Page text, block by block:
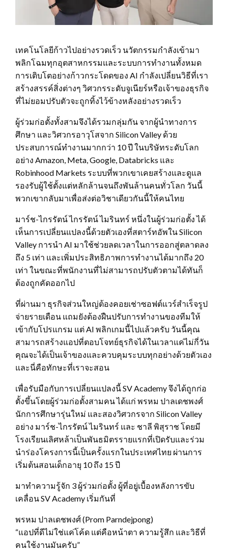
เทคโนโลยีก้าวไปอย่างรวดเร็ว นวัตกรรมกำลังเข้ามา
พลิกโฉมทุกอุตสาหกรรมและระบบการทำงานทั้งหมด
การเติบโตอย่างก้าวกระโดดของ AI กำลังเปลี่ยนวิธีที่เรา
สร้างสรรค์สิ่งต่างๆ วิศวกรระดับจูเนียร์หรือเจ้าของธุรกิจ
ที่ไม่ยอมปรับตัวจะถูกทิ้งไว้ข้างหลังอย่างรวดเร็ว
ผู้ร่วมก่อตั้งทั้งสามจึงได้รวมกลุ่มกัน จากผู้นำทางการ
ศึกษา และวิศวกรอาวุโสจาก Silicon Valley ด้วย
ประสบการณ์ทำงานมากกว่า 10 ปี ในบริษัทระดับโลก
อย่าง Amazon, Meta, Google, Databricks และ
Robinhood Markets ระบบที่พวกเขาเคยสร้างและดูแล
รองรับผู้ใช้ตั้งแต่หลักล้านจนถึงพันล้านคนทั่วโลก วันนี้
พวกเขากลับมาเพื่อส่งต่อวิชาเดียวกันนี้ให้คนไทย
มาร์ช-ไกรรัตน์ ไกรรัตน์ ไมรินทร์ หนึ่งในผู้ร่วมก่อตั้ง ได้
เห็นการเปลี่ยนแปลงนี้ด้วยตัวเองที่สตาร์ทอัพใน Silicon
Valley การนำ AI มาใช้ช่วยลดเวลาในการออกสู่ตลาดลง
ถึง 5 เท่า และเพิ่มประสิทธิภาพการทำงานได้มากถึง 20
เท่า ในขณะที่พนักงานที่ไม่สามารถปรับตัวตามได้ทันก็
ต้องถูกคัดออกไป
ที่ผ่านมา ธุรกิจส่วนใหญ่ต้องคอยเช่าซอฟต์แวร์สำเร็จรูป
จ่ายรายเดือน แถมยังต้องฝืนปรับการทำงานของทีมให้
เข้ากับโปรแกรม แต่ AI พลิกเกมนี้ไปแล้วครับ วันนี้คุณ
สามารถสร้างแอปที่ตอบโจทย์ธุรกิจได้ในเวลาแค่ไม่กี่วัน
คุณจะได้เป็นเจ้าของและควบคุมระบบทุกอย่างด้วยตัวเอง
และนี่คือทักษะที่เราจะสอน
เพื่อรับมือกับการเปลี่ยนแปลงนี้ SV Academy จึงได้ถูกก่อ
ตั้งขึ้นโดยผู้ร่วมก่อตั้งสามคน ได้แก่ พรหม ปาลเดชพงศ์
นักการศึกษารุ่นใหม่ และสองวิศวกรจาก Silicon Valley
อย่าง มาร์ช-ไกรรัตน์ ไมรินทร์ และ ชาลี พิสุราช โดยมี
โรงเรียนเลิศหล้าเป็นพันธมิตรรายแรกที่เปิดรับและร่วม
นำร่องโครงการนี้เป็นครั้งแรกในประเทศไทย ผ่านการ
เริ่มต้นสอนเด็กอายุ 10 ถึง 15 ปี
มาทำความรู้จัก 3 ผู้ร่วมก่อตั้ง ผู้ที่อยู่เบื้องหลังการขับ
เคลื่อน SV Academy เริ่มกันที่
พรหม ปาลเดชพงศ์ (Prom Parndejpong)
“แอปที่ดีไม่ใช่แค่โค้ด แต่คือหน้าตา ความรู้สึก และวิธีที่
คนใช้งานมันครับ”